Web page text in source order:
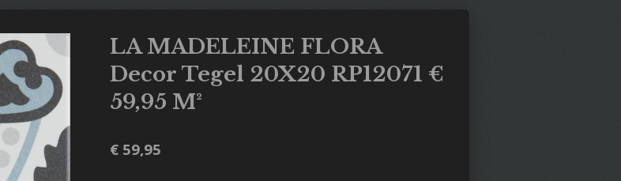
LA MADELEINE FLORA
Decor Tegel 20X20 RP12071 €
59,95 M²
€ 59,95